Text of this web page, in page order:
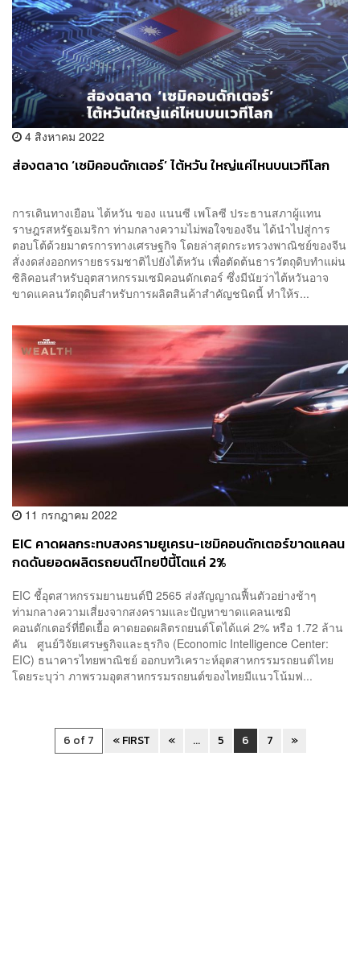
4 สิงหาคม 2022
ส่องตลาด ‘เซมิคอนดักเตอร์’ ไต้หวัน ใหญ่แค่ไหนบนเวทีโลก
การเดินทางเยือน ไต้หวัน ของ แนนซี เพโลซี ประธานสภาผู้แทน
ราษฎรสหรัฐอเมริกา ท่ามกลางความไม่พอใจของจีน ได้นำไปสู่การ
ตอบโต้ด้วยมาตรการทางเศรษฐกิจ โดยล่าสุดกระทรวงพาณิชย์ของจีน
สั่งงดส่งออกทรายธรรมชาติไปยังไต้หวัน เพื่อตัดต้นธารวัตถุดิบทำแผ่น
ซิลิคอนสำหรับอุตสาหกรรมเซมิคอนดักเตอร์ ซึ่งมีนัยว่าไต้หวันอาจ
ขาดแคลนวัตถุดิบสำหรับการผลิตสินค้าสำคัญชนิดนี้ ทำให้ร...
11 กรกฎาคม 2022
EIC คาดผลกระทบสงครามยูเครน-เซมิคอนดักเตอร์ขาดแคลน
กดดันยอดผลิตรถยนต์ไทยปีนี้โตแค่ 2%
EIC ชี้อุตสาหกรรมยานยนต์ปี 2565 ส่งสัญญาณฟื้นตัวอย่างช้าๆ
ท่ามกลางความเสี่ยงจากสงครามและปัญหาขาดแคลนเซมิ
คอนดักเตอร์ที่ยืดเยื้อ คาดยอดผลิตรถยนต์โตได้แค่ 2% หรือ 1.72 ล้าน
คัน ศูนย์วิจัยเศรษฐกิจและธุรกิจ (Economic Intelligence Center:
EIC) ธนาคารไทยพาณิชย์ ออกบทวิเคราะห์อุตสาหกรรมรถยนต์ไทย
โดยระบุว่า ภาพรวมอุตสาหกรรมรถยนต์ของไทยมีแนวโน้มฟ...
6 of 7 « FIRST « ... 5 6 7 »